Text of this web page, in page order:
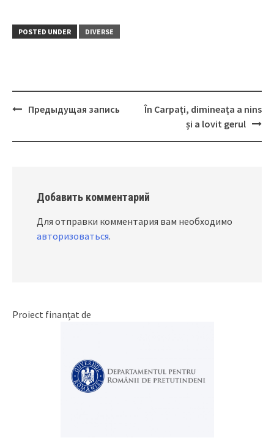
POSTED UNDER DIVERSE
navigation
Предыдущая запись
În Carpați, dimineața a nins
și a lovit gerul
Добавить комментарий
Для отправки комментария вам необходимо
авторизоваться.
Proiect finanțat de